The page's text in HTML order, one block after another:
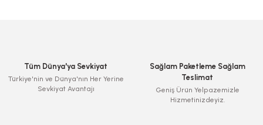
Tüm Dünya'ya Sevkiyat
Türkiye'nin ve Dünya'nın Her Yerine
Sevkiyat Avantajı
Sağlam Paketleme Sağlam
Teslimat
Geniş Ürün Yelpazemizle
Hizmetinizdeyiz.